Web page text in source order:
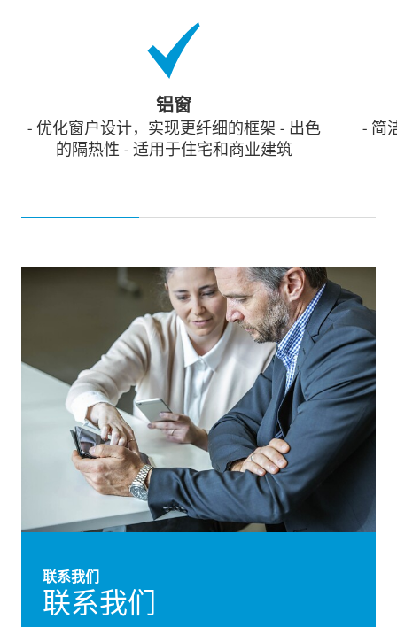
铝窗
- 优化窗户设计，实现更纤细的框架 - 出色
的隔热性 - 适用于住宅和商业建筑
- 简
联系我们
联系我们